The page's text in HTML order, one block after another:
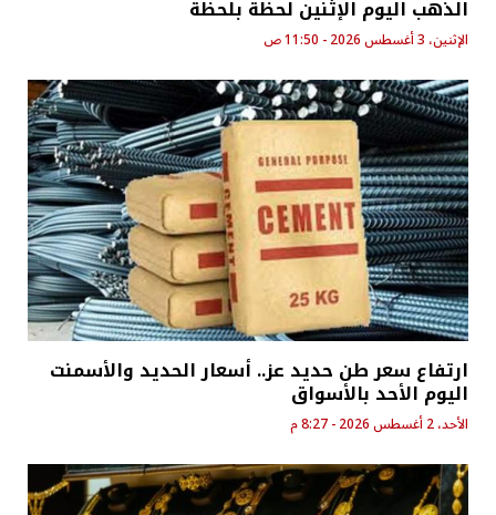
الذهب اليوم الإثنين لحظة بلحظة
الإثنين، 3 أغسطس 2026 - 11:50 ص
ارتفاع سعر طن حديد عز.. أسعار الحديد والأسمنت
اليوم الأحد بالأسواق
الأحد، 2 أغسطس 2026 - 8:27 م